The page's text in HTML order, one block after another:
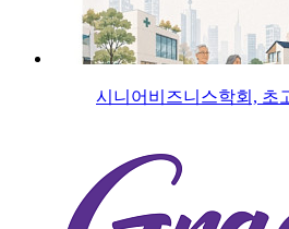
시니어비즈니스학회, 초